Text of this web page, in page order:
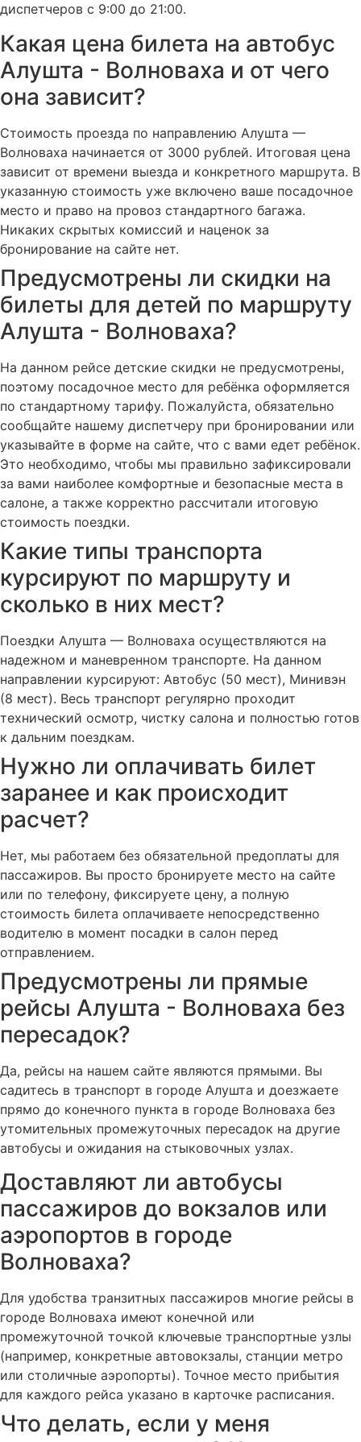
диспетчеров с 9:00 до 21:00.
Какая цена билета на автобус
Алушта - Волноваха и от чего
она зависит?
Стоимость проезда по направлению Алушта —
Волноваха начинается от 3000 рублей. Итоговая цена
зависит от времени выезда и конкретного маршрута. В
указанную стоимость уже включено ваше посадочное
место и право на провоз стандартного багажа.
Никаких скрытых комиссий и наценок за
бронирование на сайте нет.
Предусмотрены ли скидки на
билеты для детей по маршруту
Алушта - Волноваха?
На данном рейсе детские скидки не предусмотрены,
поэтому посадочное место для ребёнка оформляется
по стандартному тарифу. Пожалуйста, обязательно
сообщайте нашему диспетчеру при бронировании или
указывайте в форме на сайте, что с вами едет ребёнок.
Это необходимо, чтобы мы правильно зафиксировали
за вами наиболее комфортные и безопасные места в
салоне, а также корректно рассчитали итоговую
стоимость поездки.
Какие типы транспорта
курсируют по маршруту и
сколько в них мест?
Поездки Алушта — Волноваха осуществляются на
надежном и маневренном транспорте. На данном
направлении курсируют: Автобус (50 мест), Минивэн
(8 мест). Весь транспорт регулярно проходит
технический осмотр, чистку салона и полностью готов
к дальним поездкам.
Нужно ли оплачивать билет
заранее и как происходит
расчет?
Нет, мы работаем без обязательной предоплаты для
пассажиров. Вы просто бронируете место на сайте
или по телефону, фиксируете цену, а полную
стоимость билета оплачиваете непосредственно
водителю в момент посадки в салон перед
отправлением.
Предусмотрены ли прямые
рейсы Алушта - Волноваха без
пересадок?
Да, рейсы на нашем сайте являются прямыми. Вы
садитесь в транспорт в городе Алушта и доезжаете
прямо до конечного пункта в городе Волноваха без
утомительных промежуточных пересадок на другие
автобусы и ожидания на стыковочных узлах.
Доставляют ли автобусы
пассажиров до вокзалов или
аэропортов в городе
Волноваха?
Для удобства транзитных пассажиров многие рейсы в
городе Волноваха имеют конечной или
промежуточной точкой ключевые транспортные узлы
(например, конкретные автовокзалы, станции метро
или столичные аэропорты). Точное место прибытия
для каждого рейса указано в карточке расписания.
Что делать, если у меня